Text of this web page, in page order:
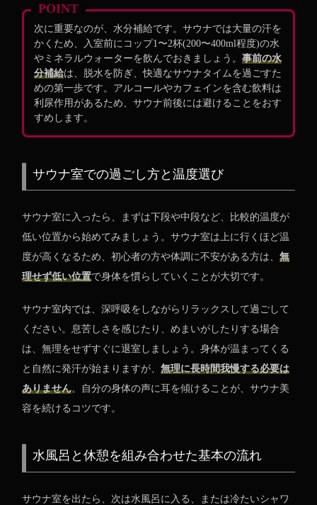
POINT
次に重要なのが、水分補給です。サウナでは大量の汗を
かくため、入室前にコップ1〜2杯(200〜400ml程度)の水
やミネラルウォーターを飲んでおきましょう。事前の水
分補給は、脱水を防ぎ、快適なサウナタイムを過ごすた
めの第一歩です。アルコールやカフェインを含む飲料は
利尿作用があるため、サウナ前後には避けることをおす
すめします。
サウナ室での過ごし方と温度選び
サウナ室に入ったら、まずは下段や中段など、比較的温度が
低い位置から始めてみましょう。サウナ室は上に行くほど温
度が高くなるため、初心者の方や体調に不安がある方は、無
理せず低い位置で身体を慣らしていくことが大切です。
サウナ室内では、深呼吸をしながらリラックスして過ごして
ください。息苦しさを感じたり、めまいがしたりする場合
は、無理をせずすぐに退室しましょう。身体が温まってくる
と自然に発汗が始まりますが、無理に長時間我慢する必要は
ありません。自分の身体の声に耳を傾けることが、サウナ美
容を続けるコツです。
水風呂と休憩を組み合わせた基本の流れ
サウナ室を出たら、次は水風呂に入る、または冷たいシャワ